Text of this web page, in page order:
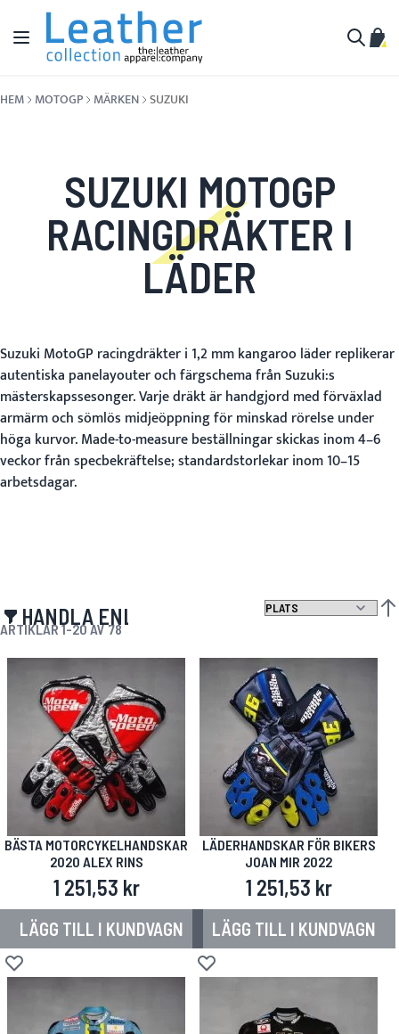
Hoppa till innehållet
Växla Nav
Min
HEM MOTOGP MÄRKEN SUZUKI
SUZUKI MOTOGP
RACINGDRÄKTER I
LÄDER
Suzuki MotoGP racingdräkter i 1,2 mm kangaroo läder replikerar
autentiska panelayouter och färgschema från Suzuki:s
mästerskapssesonger. Varje dräkt är handgjord med förväxlad
armärm och sömlös midjeöppning för minskad rörelse under
höga kurvor. Made-to-measure beställningar skickas inom 4–6
veckor från specbekräftelse; standardstorlekar inom 10–15
arbetsdagar.
HANDLA ENLIGT
ARTIKLAR1-20 AV78
BÄSTA MOTORCYKELHANDSKAR
2020 ALEX RINS
1 251,53 kr
LÄGG TILL I KUNDVAGN
Lägg till i önskelista
LÄDERHANDSKAR FÖR BIKERS
JOAN MIR 2022
1 251,53 kr
LÄGG TILL I KUNDVAGN
Lägg till i önskelista